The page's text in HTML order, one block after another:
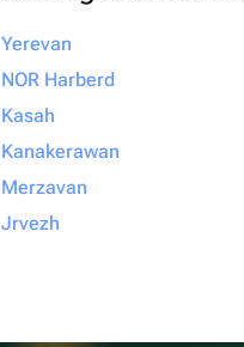
Yerevan
NOR Harberd
Kasah
Kanakerawan
Merzavan
Jrvezh